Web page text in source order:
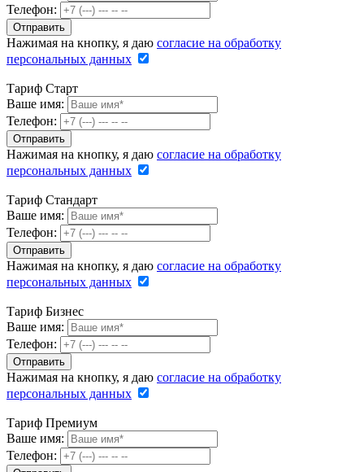
Телефон:
Нажимая на кнопку, я даю согласие на обработку
персональных данных
Тариф Старт
Ваше имя:
Телефон:
Нажимая на кнопку, я даю согласие на обработку
персональных данных
Тариф Стандарт
Ваше имя:
Телефон:
Нажимая на кнопку, я даю согласие на обработку
персональных данных
Тариф Бизнес
Ваше имя:
Телефон:
Нажимая на кнопку, я даю согласие на обработку
персональных данных
Тариф Премиум
Ваше имя:
Телефон: